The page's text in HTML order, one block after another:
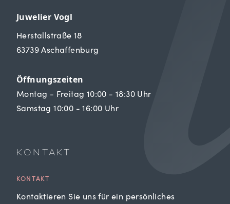
Juwelier Vogl
Herstallstraße 18
63739 Aschaffenburg
Öffnungszeiten
Montag - Freitag 10:00 - 18:30 Uhr
Samstag 10:00 - 16:00 Uhr
KONTAKT
KONTAKT
Kontaktieren Sie uns für ein persönliches